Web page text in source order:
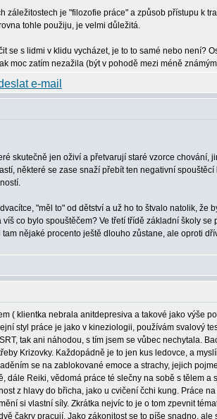
záležitostech je "filozofie práce" a způsob přístupu k
tohle použiju, je velmi důležitá.
se s lidmi v klidu vycházet, je to to samé nebo není?
moc zatím nezažila (být v pohodě mezi méně
skutečně jen oživí a přetvarují staré vzorce chování,
některé se zase snaží přebít ten negativní
"měl to" od dětství a už ho to štvalo natolik, že
co bylo spouštěčem? Ve třetí třídě základní školy se
nějaké procento ještě dlouho zůstane, ale oproti
( klientka nebrala anitdepresiva a takové jako výše
styl práce je jako v kineziologii, používám svalový
tak ani náhodou, s tím jsem se vůbec nechytala.
Krizovky. Každopádně je to jen kus ledovce, a
se na zablokované emoce a strachy, jejich
dále Reiki, vědomá práce té slečny na sobě s tělem
z hlavy do břicha, jako u cvičení čchi kung. Práce
si vlastní síly. Zkrátka nejvíc to je o tom zpevnit
čakry pracují. Jako zákonitost se to píše snadno,